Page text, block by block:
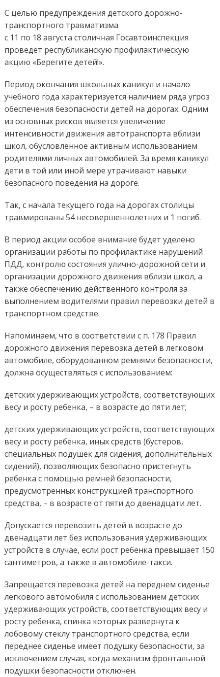
С целью предупреждения детского дорожно-
транспортного травматизма
с 11 по 18 августа столичная Госавтоинспекция
проведёт республиканскую профилактическую
акцию «Берегите детей!».
Период окончания школьных каникул и начало
учебного года характеризуется наличием ряда угроз
обеспечения безопасности детей на дорогах. Одним
из основных рисков является увеличение
интенсивности движения автотранспорта вблизи
школ, обусловленное активным использованием
родителями личных автомобилей. За время каникул
дети в той или иной мере утрачивают навыки
безопасного поведения на дороге.
Так, с начала текущего года на дорогах столицы
травмированы 54 несовершеннолетних и 1 погиб.
В период акции особое внимание будет уделено
организации работы по профилактике нарушений
ПДД, контролю состояния улично-дорожной сети и
организации дорожного движения вблизи школ, а
также обеспечению действенного контроля за
выполнением водителями правил перевозки детей в
транспортном средстве.
Напоминаем, что в соответствии с п. 178 Правил
дорожного движения перевозка детей в легковом
автомобиле, оборудованном ремнями безопасности,
должна осуществляться с использованием:
детских удерживающих устройств, соответствующих
весу и росту ребенка, – в возрасте до пяти лет;
детских удерживающих устройств, соответствующих
весу и росту ребенка, иных средств (бустеров,
специальных подушек для сидения, дополнительных
сидений), позволяющих безопасно пристегнуть
ребенка с помощью ремней безопасности,
предусмотренных конструкцией транспортного
средства, – в возрасте от пяти до двенадцати лет.
Допускается перевозить детей в возрасте до
двенадцати лет без использования удерживающих
устройств в случае, если рост ребенка превышает 150
сантиметров, а также в автомобиле-такси.
Запрещается перевозка детей на переднем сиденье
легкового автомобиля с использованием детских
удерживающих устройств, соответствующих весу и
росту ребенка, спинка которых развернута к
лобовому стеклу транспортного средства, если
переднее сиденье имеет подушку безопасности, за
исключением случая, когда механизм фронтальной
подушки безопасности отключен.